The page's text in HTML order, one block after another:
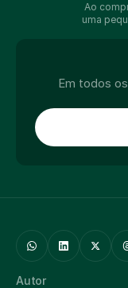
Ao
uma
Em todos
Autor